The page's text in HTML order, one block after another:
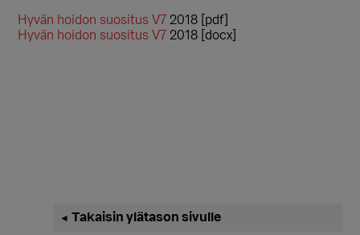
Hyvän hoidon suositus V7 2018 [pdf]
Hyvän hoidon suositus V7 2018 [docx]
Ensisijainen
◄ Takaisin ylätason sivulle